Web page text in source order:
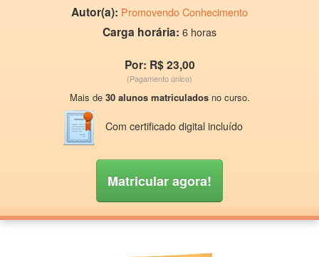
Autor(a): Promovendo Conhecimento
Carga horária: 6 horas
Por: R$ 23,00
(Pagamento único)
Mais de 30 alunos matriculadosno curso.
Com certificado digital incluído
Matricular agora!